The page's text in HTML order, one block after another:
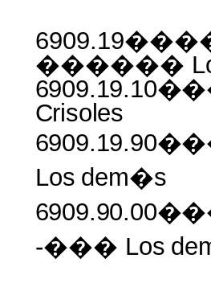
������
Crisoles
Los dem�s
-��� Los